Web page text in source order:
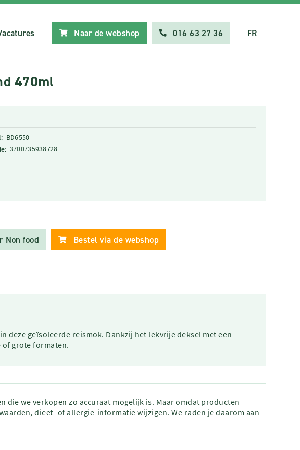
Naar de webshop 016 63 27 36 FR
470ml
BD6550
3700735938728
Non food Bestel via de webshop
deze geïsoleerde reismok. Dankzij het lekvrije deksel met een
of grote formaten.
die we verkopen zo accuraat mogelijk is. Maar omdat producten
dieet- of allergie-informatie wijzigen. We raden je daarom aan